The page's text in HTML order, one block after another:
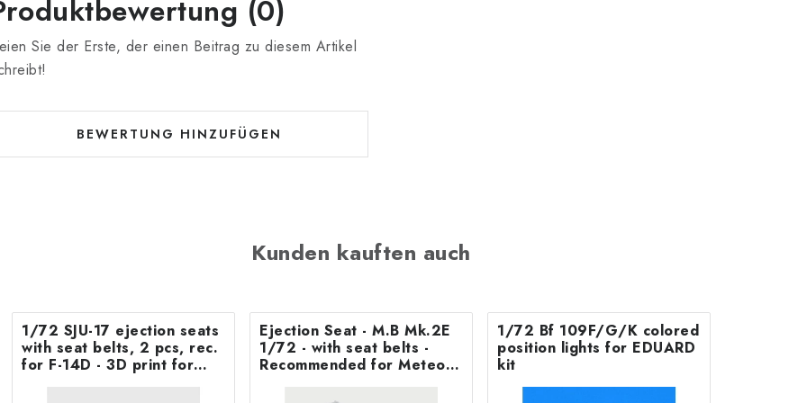
(0)
Sie der Erste, der einen Beitrag zu diesem Artikel
BEWERTUNG HINZUFÜGEN
Kunden kauften auch
1/72 SJU-17 ejection seats
with seat belts, 2 pcs, rec.
for F-14D - 3D print for
Ejection Seat - M.B Mk.2E
1/72 - with seat belts -
Recommended for Meteor
1/72 Bf 109F/G/K colored
position lights for EDUARD
kit